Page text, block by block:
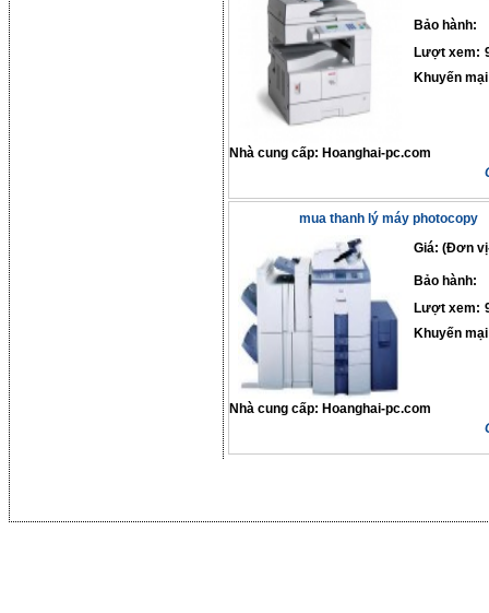
Bảo hành:
Lượt xem:
Khuyến
Nhà cung cấp: Hoanghai-pc.com
mua thanh lý máy photocopy
Giá: (Đơn
Bảo hành:
Lượt xem:
Khuyến
Nhà cung cấp: Hoanghai-pc.com